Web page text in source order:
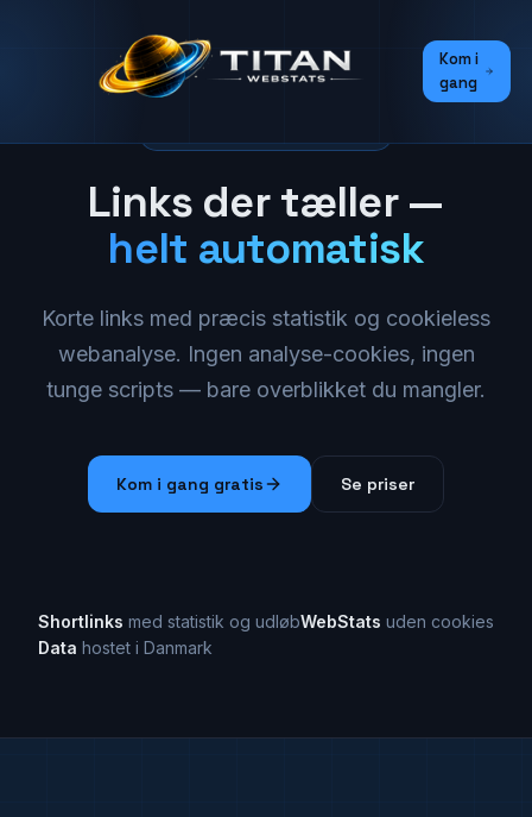
Kom i
gang
Links der tæller —
helt automatisk
Korte links med præcis statistik og cookieless
webanalyse. Ingen analyse-cookies, ingen
tunge scripts — bare overblikket du mangler.
Kom i gang gratis Se priser
Shortlinks med statistik og udløbWebStats uden cookies
Data hostet i Danmark